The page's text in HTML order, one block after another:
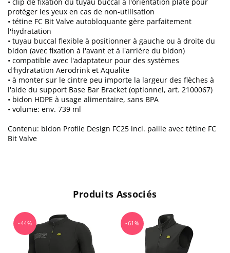
protéger les yeux en cas de non-utilisation
• tétine FC Bit Valve autobloquante gère parfaitement
l'hydratation
• tuyau buccal flexible à positionner à gauche ou à droite du
bidon (avec fixation à l'avant et à l'arrière du bidon)
• compatible avec l'adaptateur pour des systèmes
d'hydratation Aerodrink et Aqualite
• à monter sur le cintre peu importe la largeur des flèches à
l'aide du support Base Bar Bracket (optionnel, art. 2100067)
• bidon HDPE à usage alimentaire, sans BPA
• volume: env. 739 ml
Contenu: bidon Profile Design FC25 incl. paille avec tétine FC
Bit Valve
Produits Associés
-44% -61%